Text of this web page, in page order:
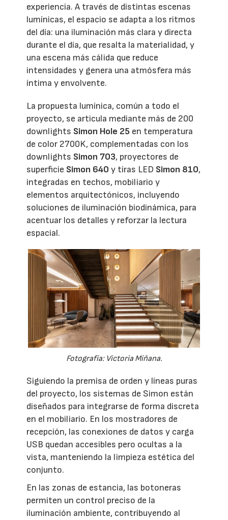
experiencia. A través de distintas escenas
lumínicas, el espacio se adapta a los ritmos
del día: una iluminación más clara y directa
durante el día, que resalta la materialidad, y
una escena más cálida que reduce
intensidades y genera una atmósfera más
íntima y envolvente.
La propuesta lumínica, común a todo el
proyecto, se articula mediante más de 200
downlights Simon Hole 25 en temperatura
de color 2700K, complementadas con los
downlights Simon 703, proyectores de
superficie Simon 640 y tiras LED Simon 810,
integradas en techos, mobiliario y
elementos arquitectónicos, incluyendo
soluciones de iluminación biodinámica, para
acentuar los detalles y reforzar la lectura
espacial.
Fotografía: Victoria Miñana.
Siguiendo la premisa de orden y líneas puras
del proyecto, los sistemas de Simon están
diseñados para integrarse de forma discreta
en el mobiliario. En los mostradores de
recepción, las conexiones de datos y carga
USB quedan accesibles pero ocultas a la
vista, manteniendo la limpieza estética del
conjunto.
En las zonas de estancia, las botoneras
permiten un control preciso de la
iluminación ambiente, contribuyendo al